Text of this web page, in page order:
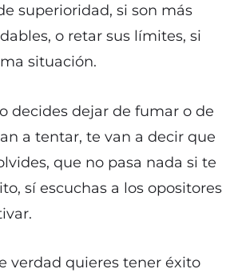
superioridad, si son más
o retar sus límites, si
situación.
decides dejar de fumar o de
a tentar, te van a decir que
que no pasa nada si te
sí escuchas a los opositores
verdad quieres tener éxito